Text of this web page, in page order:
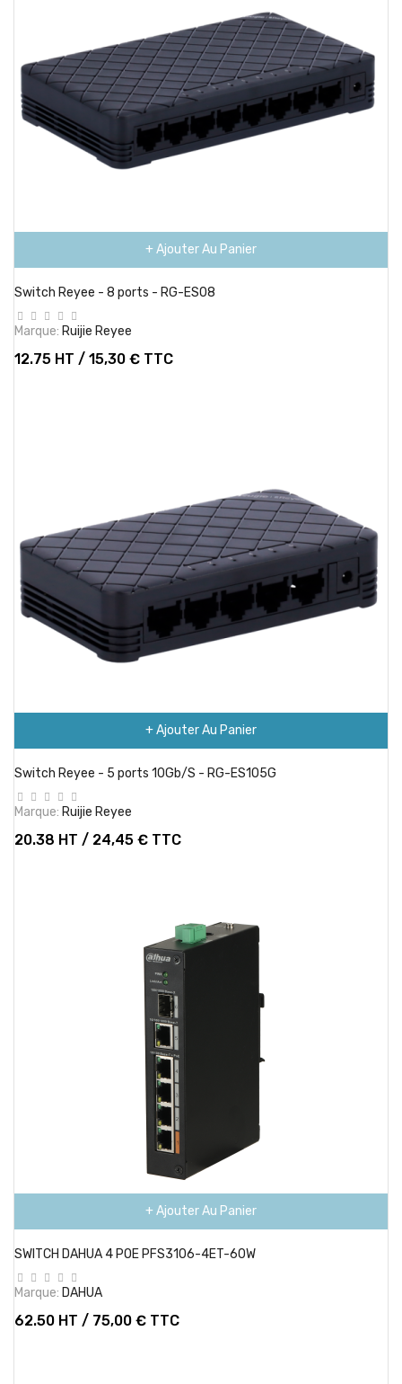
+ Ajouter Au Panier
Switch Reyee - 8 ports - RG-ES08
Marque: Ruijie Reyee
12.75 HT / 15,30 € TTC
+ Ajouter Au Panier
Switch Reyee - 5 ports 10Gb/S - RG-ES105G
Marque: Ruijie Reyee
20.38 HT / 24,45 € TTC
+ Ajouter Au Panier
SWITCH DAHUA 4 POE PFS3106-4ET-60W
Marque: DAHUA
62.50 HT / 75,00 € TTC